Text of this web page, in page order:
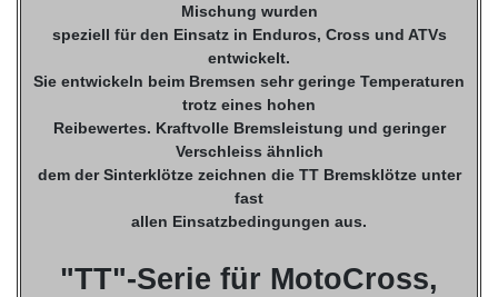
Mischung wurden
speziell für den Einsatz in Enduros, Cross und ATVs
entwickelt.
Sie entwickeln beim Bremsen sehr geringe Temperaturen
trotz eines hohen
Reibewertes. Kraftvolle Bremsleistung und geringer
Verschleiss ähnlich
dem der Sinterklötze zeichnen die TT Bremsklötze unter
fast
allen Einsatzbedingungen aus.
"TT"-Serie für MotoCross,